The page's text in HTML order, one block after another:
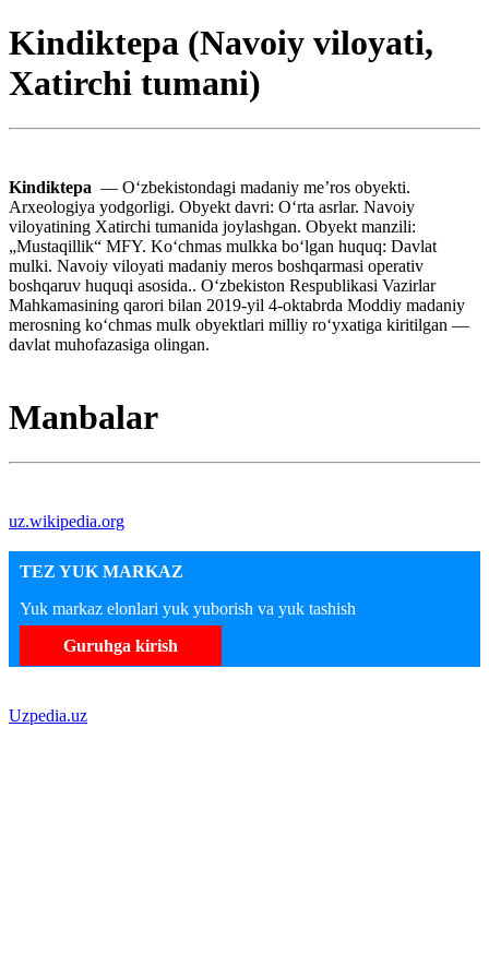
Kindiktepa (Navoiy viloyati,
Xatirchi tumani)
Kindiktepa — Oʻzbekistondagi madaniy meʼros obyekti.
Arxeologiya yodgorligi. Obyekt davri: Oʻrta asrlar. Navoiy
viloyatining Xatirchi tumanida joylashgan. Obyekt manzili:
„Mustaqillik“ MFY. Koʻchmas mulkka boʻlgan huquq: Davlat
mulki. Navoiy viloyati madaniy meros boshqarmasi operativ
boshqaruv huquqi asosida.. Oʻzbekiston Respublikasi Vazirlar
Mahkamasining qarori bilan 2019-yil 4-oktabrda Moddiy madaniy
merosning koʻchmas mulk obyektlari milliy roʻyxatiga kiritilgan —
davlat muhofazasiga olingan.
Manbalar
uz.wikipedia.org
TEZ YUK MARKAZ
Yuk markaz elonlari yuk yuborish va yuk tashish
Guruhga kirish
Uzpedia.uz